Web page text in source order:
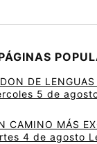
DE
5 de
CAMINO MÁS
4 de agosto